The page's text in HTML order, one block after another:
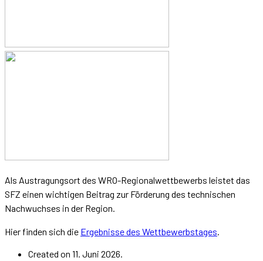
Als Austragungsort des WRO-Regionalwettbewerbs leistet das
SFZ einen wichtigen Beitrag zur Förderung des technischen
Nachwuchses in der Region.
Hier finden sich die Ergebnisse des Wettbewerbstages.
Created on 11. Juni 2026.